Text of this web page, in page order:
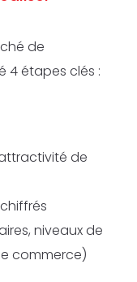
de
4 étapes clés :
de
niveaux de
commerce)